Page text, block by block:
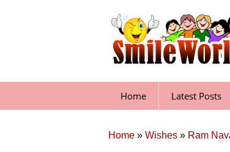
Home Latest Posts
Home » Wishes » Ram